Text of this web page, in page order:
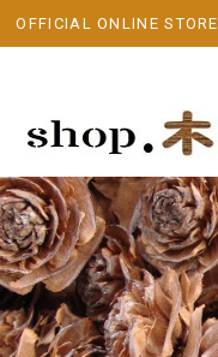
OFFICIAL ONLINE STORE